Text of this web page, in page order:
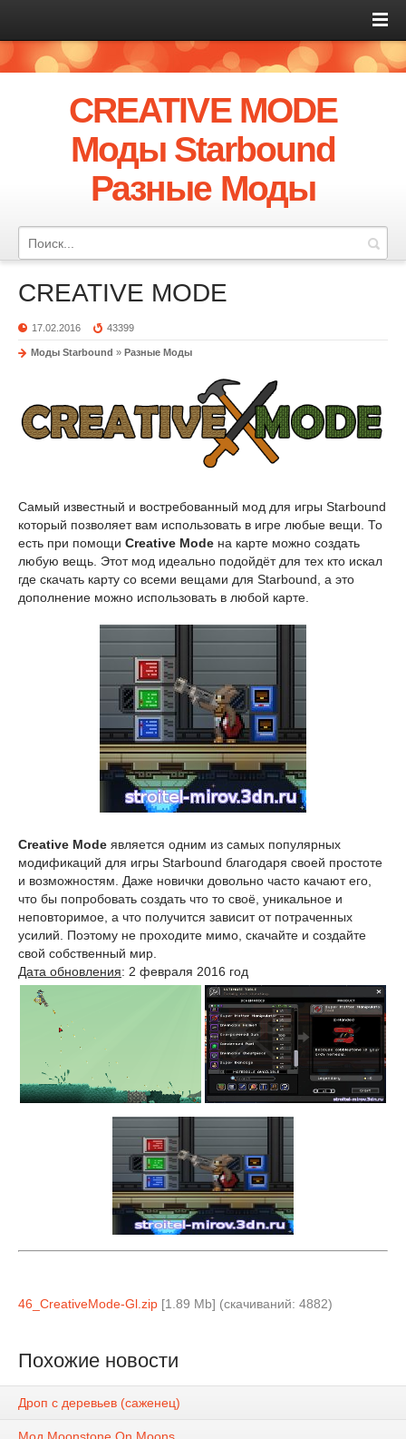
CREATIVE MODE
Моды Starbound
Разные Моды
CREATIVE MODE
17.02.2016 43399
Моды Starbound » Разные Моды
Самый известный и востребованный мод для игры Starbound
который позволяет вам использовать в игре любые вещи. То
есть при помощи Creative Mode на карте можно создать
любую вещь. Этот мод идеально подойдёт для тех кто искал
где скачать карту со всеми вещами для Starbound, а это
дополнение можно использовать в любой карте.
Creative Mode является одним из самых популярных
модификаций для игры Starbound благодаря своей простоте
и возможностям. Даже новички довольно часто качают его,
что бы попробовать создать что то своё, уникальное и
неповторимое, а что получится зависит от потраченных
усилий. Поэтому не проходите мимо, скачайте и создайте
свой собственный мир.
Дата обновления: 2 февраля 2016 год
46_CreativeMode-Gl.zip [1.89 Mb] (cкачиваний: 4882)
Похожие новости
Дроп с деревьев (саженец)
Мод Moonstone On Moons